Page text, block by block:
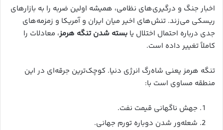
اخبار جنگ و درگیری‌های نظامی، همیشه اولین ضربه را به بازارهای
ریسکی می‌زند. تنش‌های اخیر میان ایران و آمریکا و زمزمه‌های
جدی درباره احتمال اختلال یا بسته شدن تنگه هرمز، معادلات را
کاملاً تغییر داده است.
تنگه هرمز یعنی شاه‌رگ انرژی دنیا. کوچک‌ترین جرقه‌ای در این
منطقه مساوی است با:
جهش ناگهانی قیمت نفت.
شعله‌ور شدن دوباره تورم جهانی.